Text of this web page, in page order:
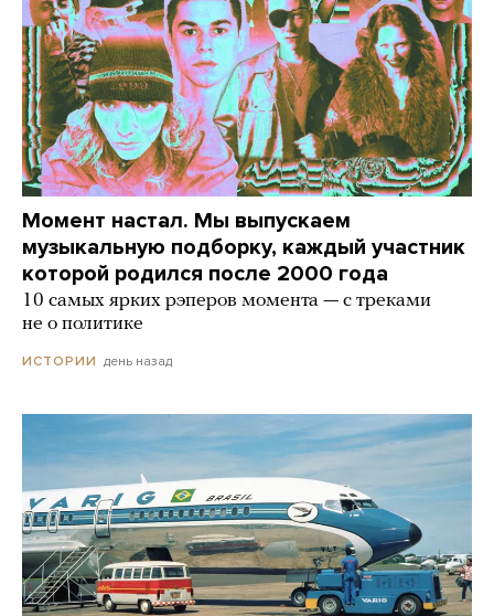
Момент настал. Мы выпускаем
музыкальную подборку, каждый участник
которой родился после 2000 года
10 самых ярких рэперов момента — с треками
не о политике
ИСТОРИИ день назад